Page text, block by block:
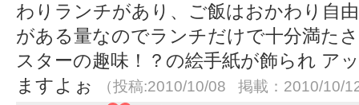
わりランチがあり、ご飯はおかわり自
がある量なのでランチだけで十分満た
スターの趣味！？の絵手紙が飾られ ア
ますよぉ
（投稿:2010/10/08 掲載：2010/10/